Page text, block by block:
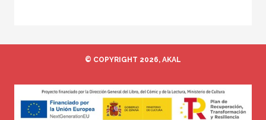
© COPYRIGHT 2026, AKAL